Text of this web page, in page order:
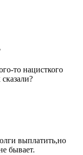
то нацисткого
выплатить,но
бывает.